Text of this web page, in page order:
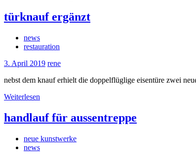
türknauf ergänzt
news
restauration
3. April 2019 rene
nebst dem knauf erhielt die doppelflüglige eisentüre zwei
Weiterlesen
handlauf für aussentreppe
neue kunstwerke
news